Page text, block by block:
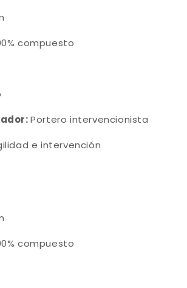
compuesto
Portero intervencionista
e intervención
compuesto